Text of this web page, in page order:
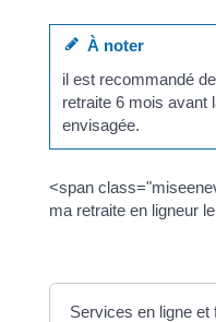
À noter
il est recommandé
retraite 6 mois avant
envisagée.
<span
ma retraite en ligneur
Services en ligne et